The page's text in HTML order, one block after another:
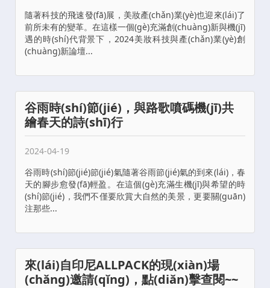
隨著科技的飛速發(fā)展，美妝產(chǎn)業(yè)也迎來(lái)了
前所未有的變革。在這樣一個(gè)充滿創(chuàng)新與機(jī)
遇的時(shí)代背景下，2024美妝科技與產(chǎn)業(yè)創
(chuàng)新論壇...
谷雨時(shí)節(jié)，與路歌噴碼機(jī)共
繪春天的詩(shī)行
2024-04-19
谷雨時(shí)節(jié)節(jié)氣隨著谷雨節(jié)氣的到來(lái)，春
天的腳步愈發(fā)輕盈。在這個(gè)充滿生機(jī)與希望的時
(shí)節(jié)，我們不僅要欣賞大自然的美景，更要關(guān)
注那些...
來(lái)自印尼ALLPACK的現(xiàn)場
(chǎng)邀請(qǐng)，點(diǎn)擊查閱~~